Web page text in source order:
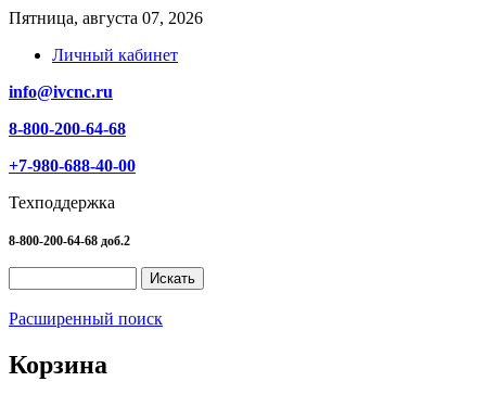
Пятница, августа 07, 2026
Личный кабинет
info@ivcnc.ru
8-800-200-64-68
+7-980-688-40-00
Техподдержка
8-800-200-64-68 доб.2
Расширенный поиск
Корзина